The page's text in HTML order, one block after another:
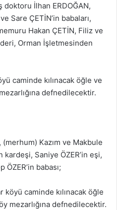
doktoru İlhan ERDOĞAN,
Sare ÇETİN’in babaları,
Hakan ÇETİN, Filiz ve
Orman İşletmesinden
caminde kılınacak öğle ve
defnedilecektir.
Kazım ve Makbule
kardeşi, Saniye ÖZER’in eşi,
babası;
köyü caminde kılınacak öğle
mezarlığına defnedilecektir.